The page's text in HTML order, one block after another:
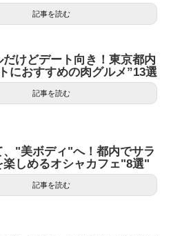
記事を読む
だけどデート向き！東京都内
におすすめの肉グルメ”13選
記事を読む
、"美ボディ"へ！都内でサラ
楽しめるオシャカフェ"8選"
記事を読む